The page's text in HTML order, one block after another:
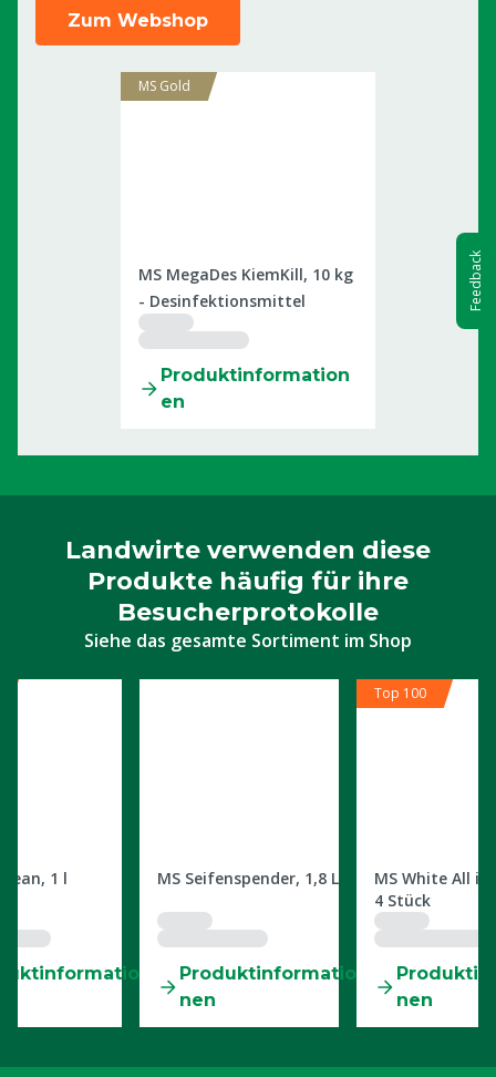
Zum Webshop
MS Gold
MS MegaDes KiemKill, 10 kg
- Desinfektionsmittel
Produktinformation
en
Landwirte verwenden diese
Produkte häufig für ihre
Besucherprotokolle
Siehe das gesamte Sortiment im Shop
1 l MS Seifenspender, 1,8 L
Produktinformatio
nen
Top 100
MS White All in
4 Stück
nen
Feedback